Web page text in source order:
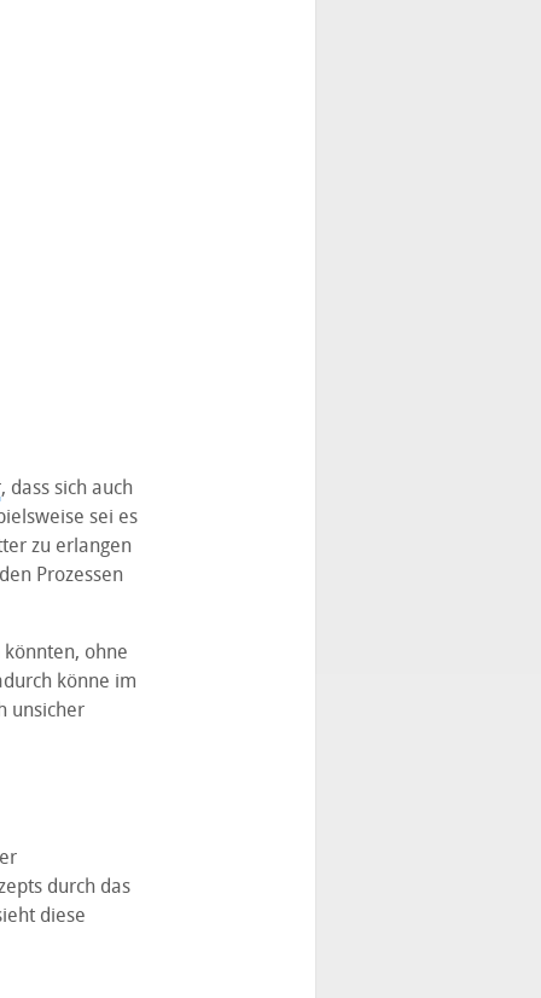
, dass sich auch
sei es
zu erlangen
Prozessen
ohne
könne im
unsicher
durch das
diese